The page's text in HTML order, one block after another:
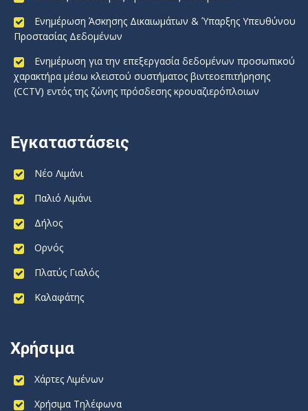
Ενημέρωση Άσκησης Δικαιωμάτων & Ύπαρξης Υπευθύνου
Προστασίας Δεδομένων
Ενημέρωση για την επεξεργασία δεδομένων προσωπικού
χαρακτήρα μέσω κλειστού συστήματος βιντεοεπιτήρησης
(CCTV) εντός της ζώνης πρόσδεσης κρουαζιερόπλοιων
Εγκαταστάσεις
Νέο Λιμάνι
Παλιό Λιμάνι
Δήλος
Ορνός
Πλατύς Γιαλός
Καλαφάτης
Χρήσιμα
Χάρτες Λιμένων
Χρήσιμα Τηλέφωνα